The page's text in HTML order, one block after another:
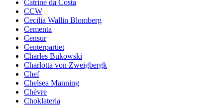
Catrine da Costa
CCW
Cecilia Wallin Blomberg
Cementa
Censur
Centerpartiet
Charles Bukowski
Charlotta von Zweigbergk
Chef
Chelsea Manning
Chèvre
Choklateria